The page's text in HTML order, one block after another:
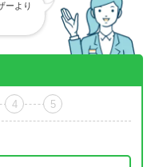
ーより
4 5